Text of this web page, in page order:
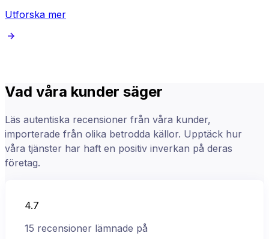
Utforska mer
Vad våra kunder säger
Läs autentiska recensioner från våra kunder,
importerade från olika betrodda källor. Upptäck hur
våra tjänster har haft en positiv inverkan på deras
företag.
4.7
15 recensioner lämnade på